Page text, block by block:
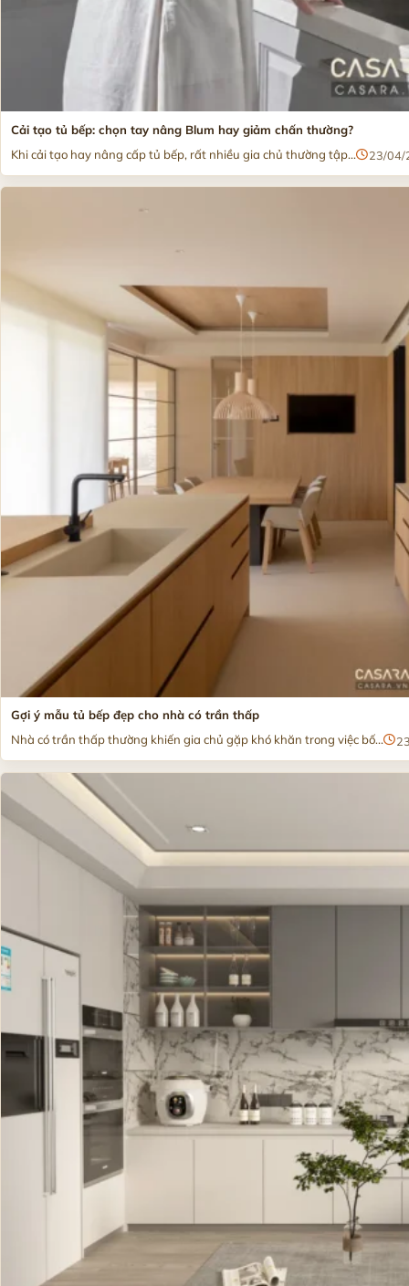
Cải tạo tủ bếp: chọn tay nâng Blum hay giảm chấn thường?
Khi cải tạo hay nâng cấp tủ bếp, rất nhiều gia chủ thường tập...
23/04/
Gợi ý mẫu tủ bếp đẹp cho nhà có trần thấp
Nhà có trần thấp thường khiến gia chủ gặp khó khăn trong việc bố...